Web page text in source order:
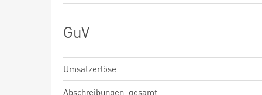
GuV
Umsatzerlöse
Abschreibungen, gesamt